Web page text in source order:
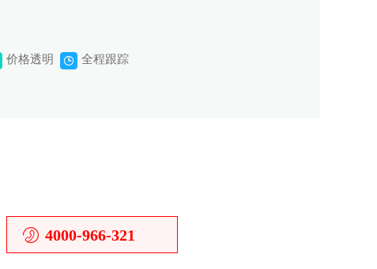
价格透明 全程跟踪
4000-966-321